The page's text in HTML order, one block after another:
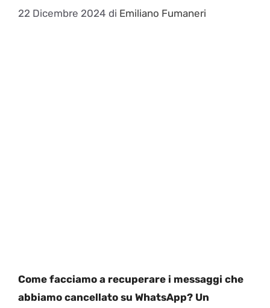
22 Dicembre 2024 di Emiliano Fumaneri
Come facciamo a recuperare i messaggi che
abbiamo cancellato su WhatsApp? Un